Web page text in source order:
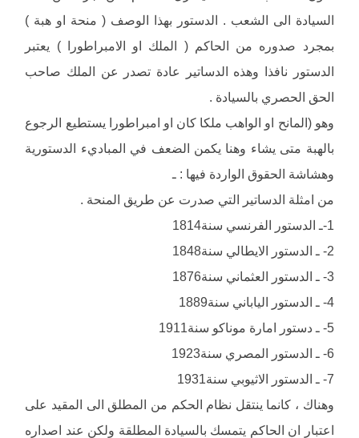
السيادة الى الشعب . الدستور بهذا الوصف ( منحة او هبة )
بمجرد صدوره من الحاكم ( الملك او الامبراطورا ) يعتبر
الدستور نافذا وهذه الدساتير عادة تصدر عن الملك صاحب
الحق الحصري بالسيادة .
وهو (المانح او الواهب ملكا كان او امبراطورا يستطيع الرجوع
بالهبة متى يشاء وهنا يكمن الضعف في المباديء الدستورية
وهشاشة الحقوق الواردة فيها : ـ
من امثلة الدساتير التي صدرت عن طريق المنحة .
1-ـ الدستور الفرنسي سنة1814
2- ـ الدستور الايطالي سنة1848
3- ـ الدستور العثماني سنة1876
4- ـ الدستور الياباني سنة1889
5- ـ دستور امارة موناكو سنة1911
6- ـ الدستور المصري سنة1923
7- ـ الدستور الاثيوبي سنة1931
وهناك ، كانما ينتقل نظام الحكم من المطلق الى المقيد على
اعتبار ان الحاكم يتمسك بالسيادة المطلقة ولكن عند اصداره